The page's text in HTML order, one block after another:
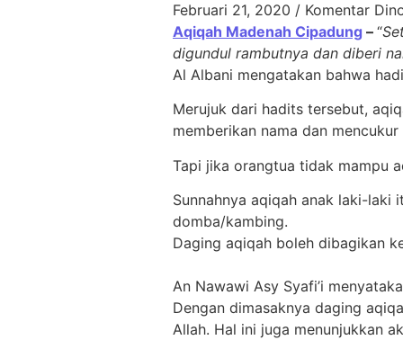
Februari 21, 2020 / Komentar
Aqiqah Madenah Cipadung – “
digundul rambutnya dan diberi
Al Albani mengatakan bahwa
Merujuk dari hadits tersebut,
memberikan nama dan
Tapi jika orangtua tidak mampu
Sunnahnya aqiqah anak laki-laki
domba/kambing.
Daging aqiqah boleh dibagikan
An Nawawi Asy Syafi’i
Dengan dimasaknya daging
Allah. Hal ini juga menunjukkan